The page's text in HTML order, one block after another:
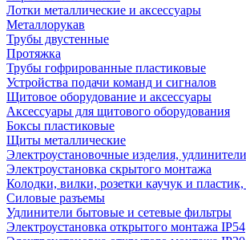
Лотки металлические и аксессуары
Металлорукав
Трубы двустенные
Протяжка
Трубы гофрированные пластиковые
Устройства подачи команд и сигналов
Щитовое оборудование и аксессуары
Аксессуары для щитового оборудования
Боксы пластиковые
Щиты металлические
Электроустановочные изделия,
Электроустановка скрытого монтажа
Колодки, вилки, розетки каучук и
Силовые разъемы
Удлинители бытовые и сетевые фильтры
Электроустановка открытого монтажа IP54